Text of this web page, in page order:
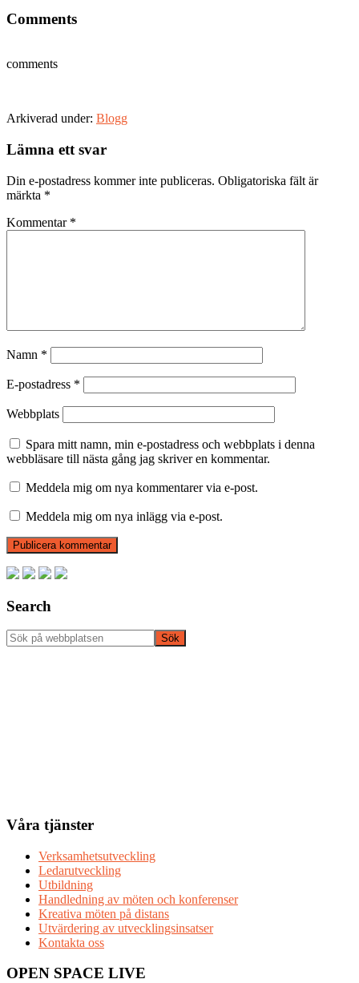
Comments
comments
Arkiverad under: Blogg
Läsarkommentarer
Lämna ett svar
Din e-postadress kommer inte publiceras. Obligatoriska fält är
märkta *
Kommentar *
Namn *
E-postadress *
Webbplats
Spara mitt namn, min e-postadress och webbplats i denna
webbläsare till nästa gång jag skriver en kommentar.
Meddela mig om nya kommentarer via e-post.
Meddela mig om nya inlägg via e-post.
Primärt
sidofält
Search
Sök
på
Våra tjänster
Verksamhetsutveckling
Ledarutveckling
Utbildning
Handledning av möten och konferenser
Kreativa möten på distans
Utvärdering av utvecklingsinsatser
Kontakta oss
OPEN SPACE LIVE